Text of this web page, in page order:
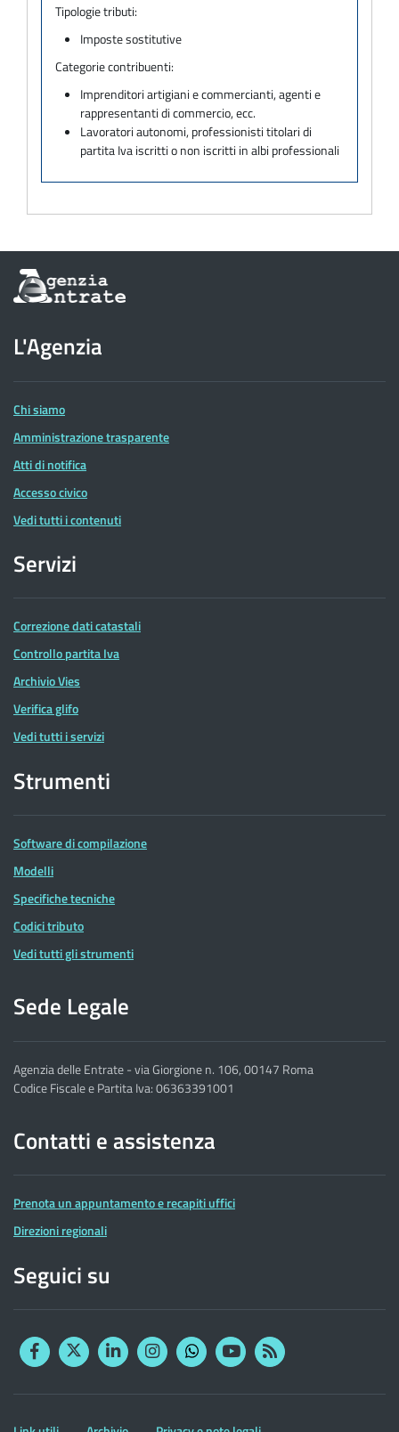
Tipologie tributi:
Imposte sostitutive
Categorie contribuenti:
Imprenditori artigiani e commercianti, agenti e
rappresentanti di commercio, ecc.
Lavoratori autonomi, professionisti titolari di
partita Iva iscritti o non iscritti in albi professionali
Informazioni
sul
dell'Agenzia
delle
Entrate
L'Agenzia
Chi siamo
Amministrazione trasparente
Atti di notifica
Accesso civico
Vedi tutti i contenuti
Servizi
Correzione dati catastali
Controllo partita Iva
Archivio Vies
Verifica glifo
Vedi tutti i servizi
Strumenti
Software di compilazione
Modelli
Specifiche tecniche
Codici tributo
Vedi tutti gli strumenti
Sede Legale
Agenzia delle Entrate - via Giorgione n. 106, 00147 Roma
Codice Fiscale e Partita Iva: 06363391001
Contatti e assistenza
Prenota un appuntamento e recapiti uffici
Direzioni regionali
Seguici su
FacebookTwitterLinkedinInstagram
YouTubeRSS
Altre